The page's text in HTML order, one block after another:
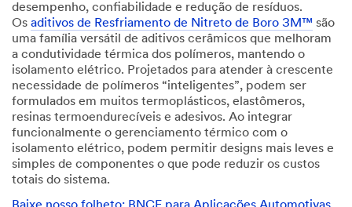
desempenho, confiabilidade e redução de resíduos.
Os aditivos de Resfriamento de Nitreto de Boro 3M™ são
uma família versátil de aditivos cerâmicos que melhoram
a condutividade térmica dos polímeros, mantendo o
isolamento elétrico. Projetados para atender à crescente
necessidade de polímeros “inteligentes”, podem ser
formulados em muitos termoplásticos, elastômeros,
resinas termoendurecíveis e adesivos. Ao integrar
funcionalmente o gerenciamento térmico com o
isolamento elétrico, podem permitir designs mais leves e
simples de componentes o que pode reduzir os custos
totais do sistema.